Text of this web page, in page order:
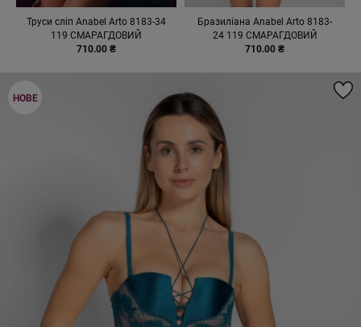
Труси сліп Anabel Arto 8183-34
119 СМАРАГДОВИЙ
710.00 ₴
Бразиліана Anabel Arto 8183-
24 119 СМАРАГДОВИЙ
710.00 ₴
НОВЕ